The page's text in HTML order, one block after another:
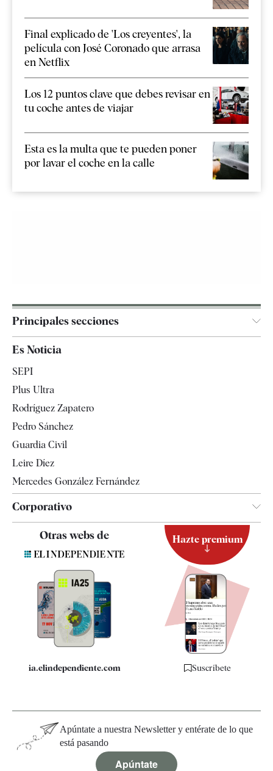
Final explicado de 'Los creyentes', la
película con José Coronado que arrasa
en Netflix
Los 12 puntos clave que debes revisar en
tu coche antes de viajar
Esta es la multa que te pueden poner
por lavar el coche en la calle
Principales secciones
España
Televisión
Es Noticia
SEPI
Plus Ultra
Rodríguez Zapatero
Pedro Sánchez
Guardia Civil
Leire Díez
Mercedes González Fernández
Corporativo
Contacto
Quiénes somos
Especificaciones
Otras webs de
ia.elindependiente.com
Hazte premium
Suscríbete
Apúntate a nuestra Newsletter y entérate de lo que
está pasando
Apúntate